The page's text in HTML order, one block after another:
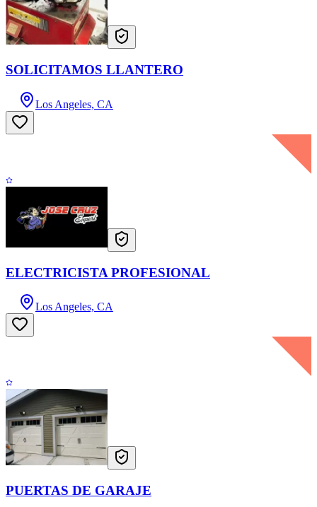
SOLICITAMOS LLANTERO
Los Angeles, CA
ELECTRICISTA PROFESIONAL
Los Angeles, CA
PUERTAS DE GARAJE